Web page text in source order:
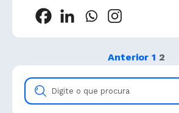
Anterior 1 2
Digite
o